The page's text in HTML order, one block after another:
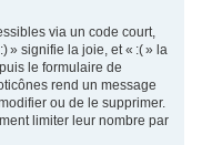
via un code court,
» signifie la joie, et « :( » la
le formulaire de
rend un message
ou de le supprimer.
limiter leur nombre par